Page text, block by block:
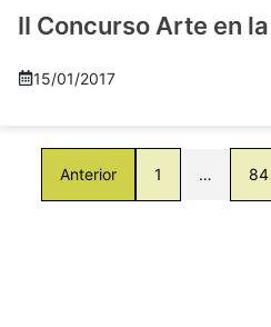
II Concurso Arte en
15/01/2017
Anterior 1 … 84